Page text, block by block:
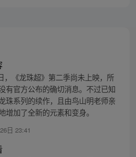
《龙珠超》第二季尚未上映，所
有官方公布的确切消息。不过已知
珠系列的续作，且由鸟山明老师亲
增加了全新的元素和变身。
日 23:41